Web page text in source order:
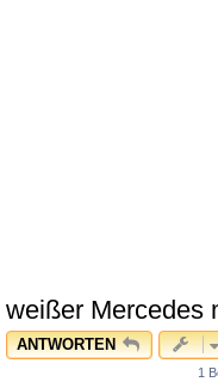
weißer Mercedes
ANTWORTEN
1